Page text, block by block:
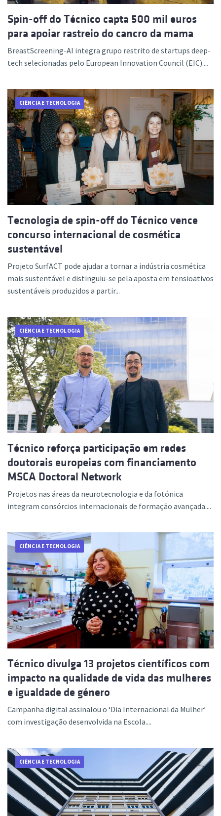
Spin-off do Técnico capta 500 mil euros
para apoiar rastreio do cancro da mama
BreastScreening-AI integra grupo restrito de startups deep-
tech selecionadas pelo European Innovation Council (EIC)....
CIÊNCIA E TECNOLOGIA
Tecnologia de spin-off do Técnico vence
concurso internacional de cosmética
sustentável
Projeto SurfACT pode ajudar a tornar a indústria cosmética
mais sustentável e distinguiu-se pela aposta em tensioativos
sustentáveis produzidos a partir...
CIÊNCIA E TECNOLOGIA
Técnico reforça participação em redes
doutorais europeias com financiamento
MSCA Doctoral Network
Projetos nas áreas da neurotecnologia e da fotónica
integram consórcios internacionais de formação avançada....
CIÊNCIA E TECNOLOGIA
Técnico divulga 13 projetos científicos com
impacto na qualidade de vida das mulheres
e igualdade de género
Campanha digital assinalou o ‘Dia Internacional da Mulher’
com investigação desenvolvida na Escola....
CIÊNCIA E TECNOLOGIA